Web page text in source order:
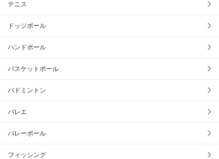
テニス
ドッジボール
ハンドボール
バスケットボール
バドミントン
バレエ
バレーボール
フィッシング